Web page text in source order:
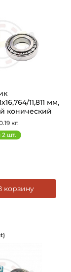
роликовый
LM67048R/
11,811 мм,
конический
кг.
2 шт.
корзину